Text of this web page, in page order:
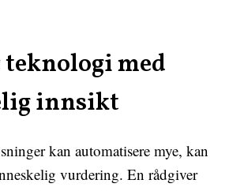
med
innsikt
kan automatisere mye, kan
vurdering. En rådgiver